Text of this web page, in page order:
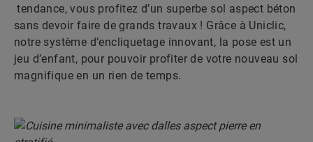
tendance, vous profitez d’un superbe sol aspect béton
sans devoir faire de grands travaux ! Grâce à Uniclic,
notre système d’encliquetage innovant, la pose est un
jeu d’enfant, pour pouvoir profiter de votre nouveau sol
magnifique en un rien de temps.